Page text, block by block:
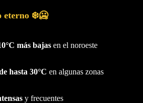
eterno ❄️🥶
más bajasen el noroeste
hasta 30°C en algunas zonas
y frecuentes